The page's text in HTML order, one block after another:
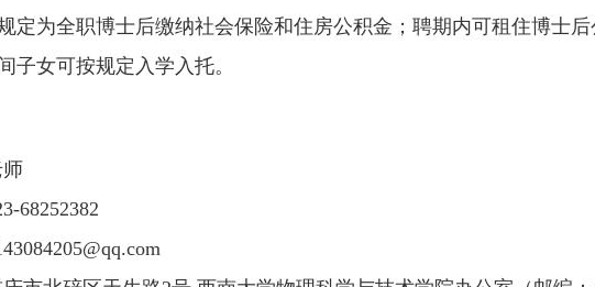
定为全职博士后缴纳社会保险和住房公积金；聘期内可租住博士后
子女可按规定入学入托。
68252382